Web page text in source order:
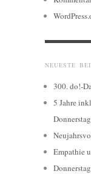
NEUESTE
300. do!-
5 Jahre
Empathie